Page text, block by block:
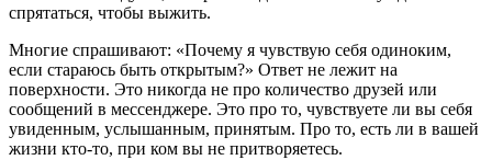
спрятаться, чтобы выжить.
Многие спрашивают: «Почему я чувствую себя одиноким,
если стараюсь быть открытым?» Ответ не лежит на
поверхности. Это никогда не про количество друзей или
сообщений в мессенджере. Это про то, чувствуете ли вы себя
увиденным, услышанным, принятым. Про то, есть ли в вашей
жизни кто-то, при ком вы не притворяетесь.